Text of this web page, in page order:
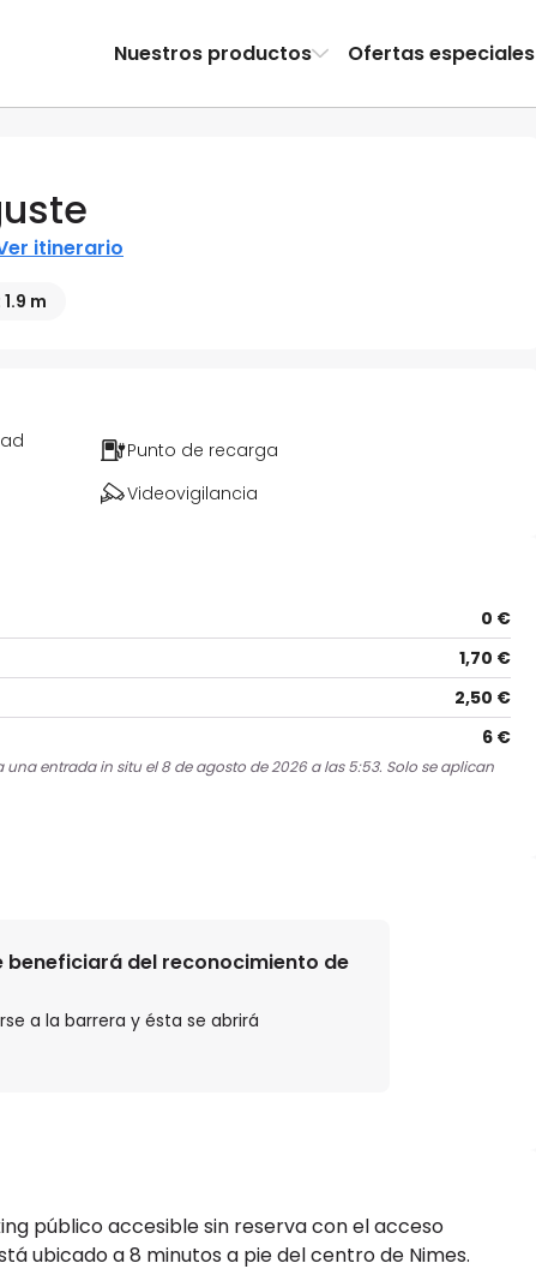
Nuestros productos Ofertas especiales
itinerario
m
Punto de recarga
Videovigilancia
0 €
1,70 €
2,50 €
6 €
entrada in situ el 8 de agosto de 2026 a las 5:53. Solo se aplican
beneficiará del reconocimiento de
a la barrera y ésta se abrirá
público accesible sin reserva con el acceso
ubicado a 8 minutos a pie del centro de Nimes.